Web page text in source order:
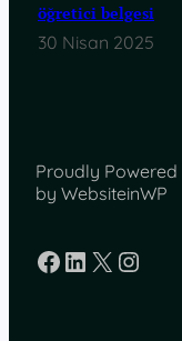
öğretici belgesi
30 Nisan 2025
Proudly
by WebsiteinWP
Facebook
LinkedIn
X